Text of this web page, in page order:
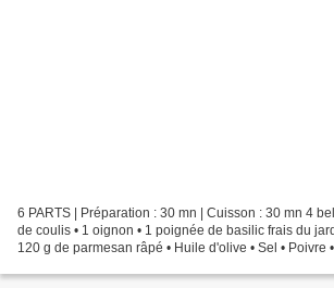
6 PARTS | Préparation : 30 mn | Cuisson : 30 mn 4
de coulis • 1 oignon • 1 poignée de basilic frais du
120 g de parmesan râpé • Huile d'olive • Sel • Poivre